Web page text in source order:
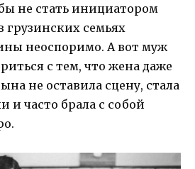
не стать инициатором
грузинских семьях
неоспоримо. А вот муж
с тем, что жена даже
не оставила сцену, стала
и часто брала с собой